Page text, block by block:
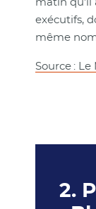
matin qu’il
exécutifs,
même
Source :
2.